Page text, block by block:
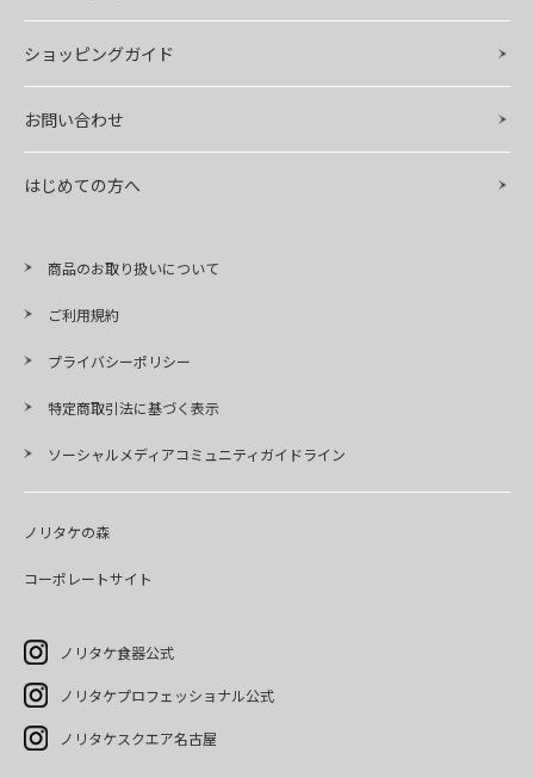
ショッピングガイド
お問い合わせ
はじめての方へ
商品のお取り扱いについて
ご利用規約
プライバシーポリシー
特定商取引法に基づく表示
ソーシャルメディアコミュニティガイドライン
ノリタケの森
コーポレートサイト
ノリタケ食器公式
ノリタケプロフェッショナル公式
ノリタケスクエア名古屋